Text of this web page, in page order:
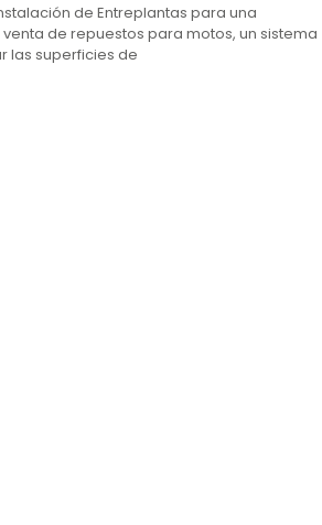
de Entreplantas para una
de repuestos para motos, un sistema
las superficies de